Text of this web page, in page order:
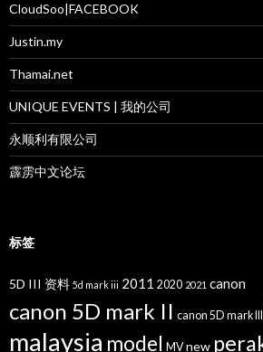
CloudSoo|FACEBOOK
Justin.my
Thamai.net
UNIQUE EVENTS | 我的公司
永顺利有限公司
霹雳中文论坛
标签
5D III 资料 5d mark iii 2011 2020 2021 canon
canon 5D mark II canon 5D mark III
malaysia model MV new